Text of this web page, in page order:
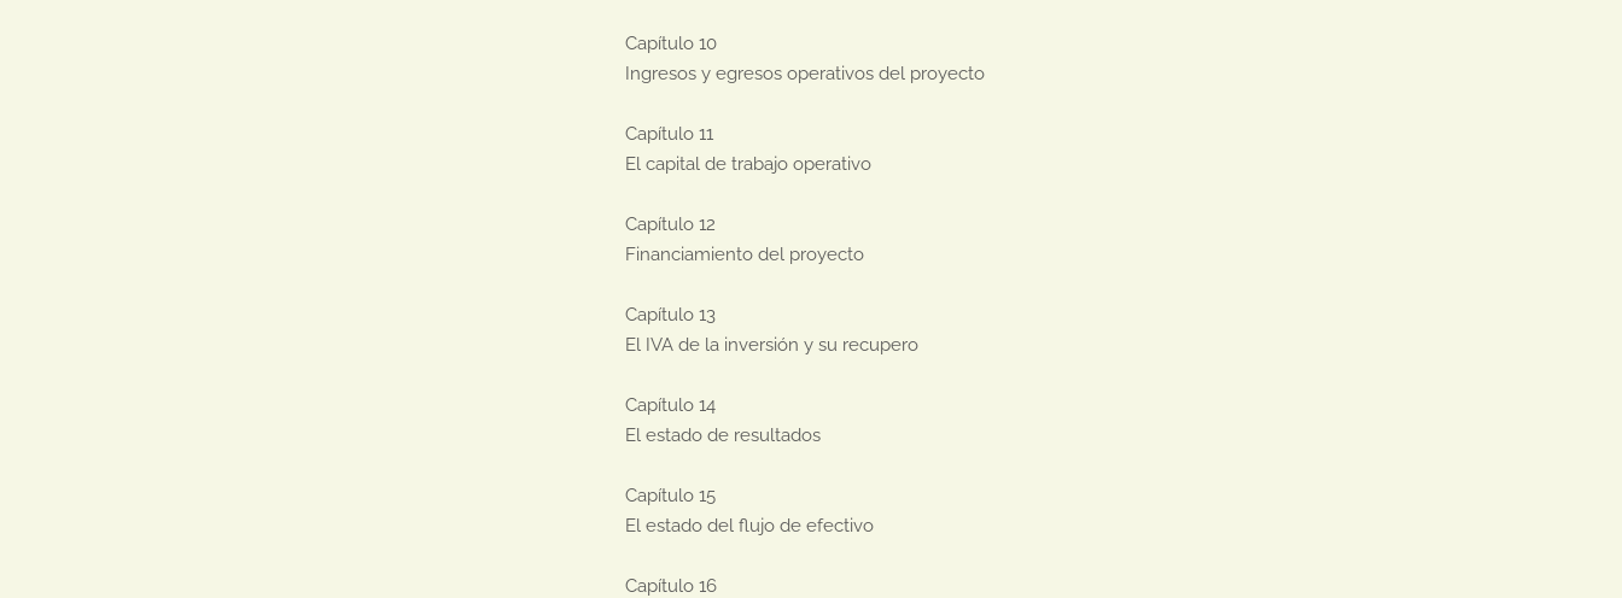
Capítulo 10
Ingresos y egresos operativos del proyecto
Capítulo 11
El capital de trabajo operativo
Capítulo 12
Financiamiento del proyecto
Capítulo 13
El IVA de la inversión y su recupero
Capítulo 14
El estado de resultados
Capítulo 15
El estado del flujo de efectivo
Capítulo 16